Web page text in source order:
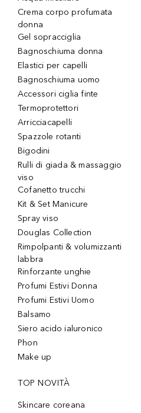
Crema corpo profumata
donna
Gel sopracciglia
Bagnoschiuma donna
Elastici per capelli
Bagnoschiuma uomo
Accessori ciglia finte
Termoprotettori
Arricciacapelli
Spazzole rotanti
Bigodini
Rulli di giada & massaggio
viso
Cofanetto trucchi
Kit & Set Manicure
Spray viso
Douglas Collection
Rimpolpanti & volumizzanti
labbra
Rinforzante unghie
Profumi Estivi Donna
Profumi Estivi Uomo
Balsamo
Siero acido ialuronico
Phon
Make up
TOP NOVITÀ
Skincare coreana